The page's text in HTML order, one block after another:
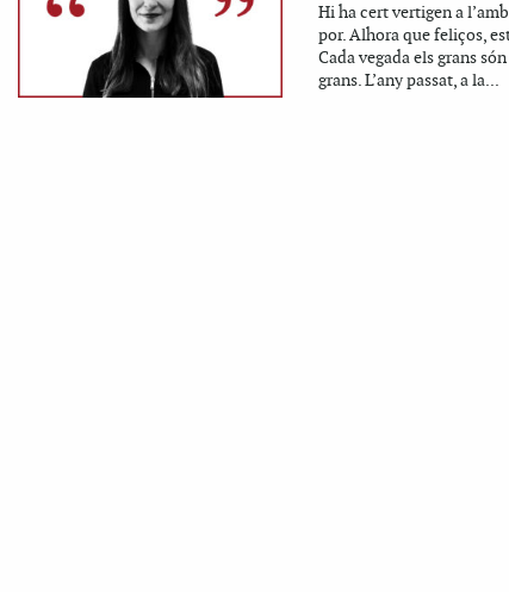
Hi ha cert vertigen a
por. Alhora que feliços,
Cada vegada els grans
grans. L’any passat, a la...